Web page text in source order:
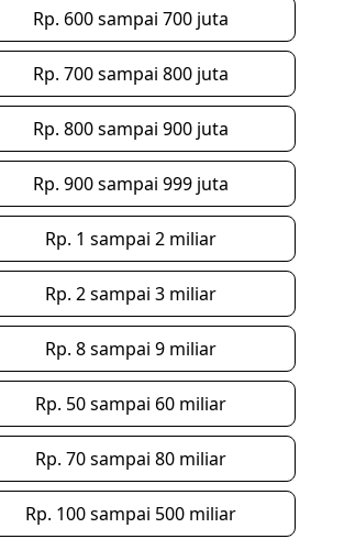
Rp. 600 sampai 700 juta
Rp. 700 sampai 800 juta
Rp. 800 sampai 900 juta
Rp. 900 sampai 999 juta
Rp. 1 sampai 2 miliar
Rp. 2 sampai 3 miliar
Rp. 8 sampai 9 miliar
Rp. 50 sampai 60 miliar
Rp. 70 sampai 80 miliar
Rp. 100 sampai 500 miliar